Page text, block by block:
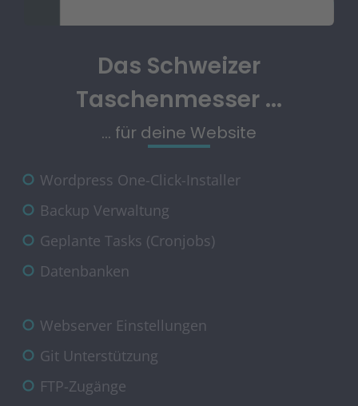
Das Schweizer
Taschenmesser ...
... für deine Website
Wordpress One-Click-Installer
Backup Verwaltung
Geplante Tasks (Cronjobs)
Datenbanken
Webserver Einstellungen
Git Unterstützung
FTP-Zugänge